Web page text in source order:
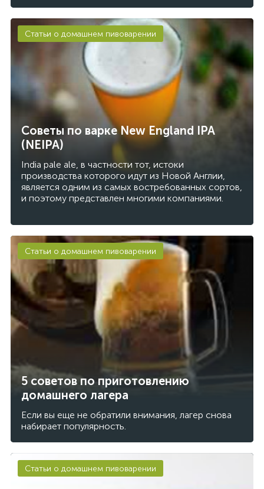
Советы по варке New England IPA
(NEIPA)
India pale ale, в частности тот, истоки
производства которого идут из Новой Англии,
является одним из самых востребованных сортов,
и поэтому представлен многими компаниями.
Статьи о домашнем пивоварении
5 советов по приготовлению
домашнего лагера
Если вы еще не обратили внимания, лагер снова
набирает популярность.
Статьи о домашнем пивоварении
Статьи о домашнем пивоварении